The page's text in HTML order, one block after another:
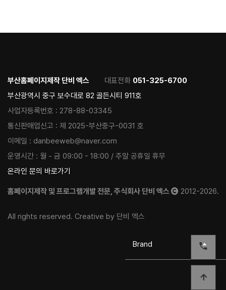
부산홈페이지제작 단비 엑스 대표전화 051-325-6700
부산광역시 중구 보수대로 82 골든시티 911호
사업자등록번호 : 278-88-03345
통신판매업신고 : 제 2025-부산중구-0031 호
이메일 : danbeeweb@naver.com
운영시간 : 월 - 금 09:00 - 18:00 / 주말 공휴일 휴무
온라인 문의 바로가기
홈페이지제작 및 프로그램개발 전문, 주식회사 단비 엑스 2012-2026.
All rights reserved. Creative by 단비 엑스
Brand